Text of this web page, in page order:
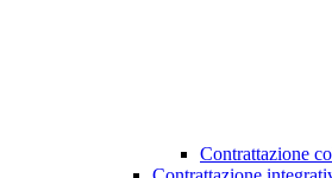
Contrattazione